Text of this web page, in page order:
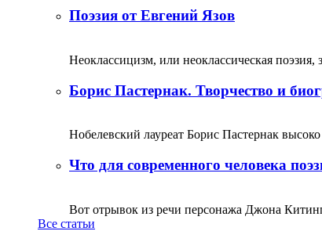
Поэзия от Евгений Язов
Неоклассицизм, или неоклассическая поэзия,
Борис Пастернак. Творчество и
Нобелевский лауреат Борис Пастернак
Что для современного человека
Вот отрывок из речи персонажа Джона
Все статьи